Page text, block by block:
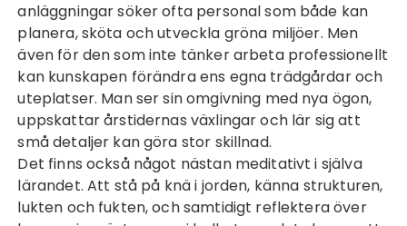
anläggningar söker ofta personal som både kan
planera, sköta och utveckla gröna miljöer. Men
även för den som inte tänker arbeta professionellt
kan kunskapen förändra ens egna trädgårdar och
uteplatser. Man ser sin omgivning med nya ögon,
uppskattar årstidernas växlingar och lär sig att
små detaljer kan göra stor skillnad.
Det finns också något nästan meditativt i själva
lärandet. Att stå på knä i jorden, känna strukturen,
lukten och fukten, och samtidigt reflektera över